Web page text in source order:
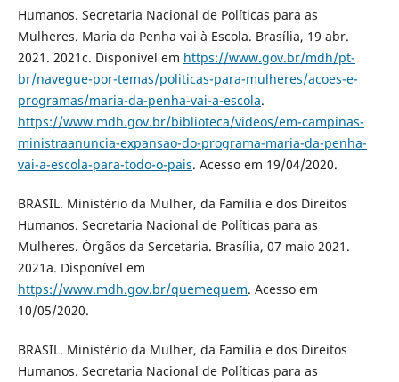
Humanos. Secretaria Nacional de Políticas para as
Mulheres. Maria da Penha vai à Escola. Brasília, 19 abr.
2021. 2021c. Disponível em https://www.gov.br/mdh/pt-
br/navegue-por-temas/politicas-para-mulheres/acoes-e-
programas/maria-da-penha-vai-a-escola.
https://www.mdh.gov.br/biblioteca/videos/em-campinas-
ministraanuncia-expansao-do-programa-maria-da-penha-
vai-a-escola-para-todo-o-pais. Acesso em 19/04/2020.
BRASIL. Ministério da Mulher, da Família e dos Direitos
Humanos. Secretaria Nacional de Políticas para as
Mulheres. Órgãos da Sercetaria. Brasília, 07 maio 2021.
2021a. Disponível em
https://www.mdh.gov.br/quemequem. Acesso em
10/05/2020.
BRASIL. Ministério da Mulher, da Família e dos Direitos
Humanos. Secretaria Nacional de Políticas para as